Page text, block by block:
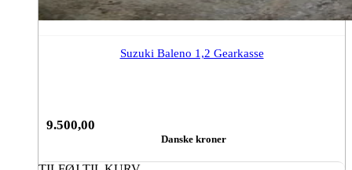
Suzuki Baleno 1,2 Gearkasse
9.500,00
Danske kroner